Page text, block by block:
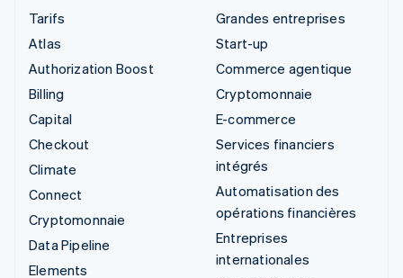
Tarifs
Atlas
Authorization Boost
Billing
Capital
Checkout
Climate
Connect
Cryptomonnaie
Data Pipeline
Elements
Grandes entreprises
Start-up
Commerce agentique
Cryptomonnaie
E-commerce
Services financiers
intégrés
Automatisation des
opérations financières
Entreprises
internationales